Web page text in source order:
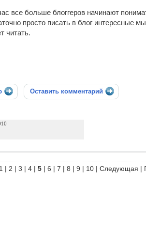
все больше блоггеров начинают
просто писать в блог интересные
читать.
Оставить комментарий
1 | 2 | 3 | 4 | 5 | 6 | 7 | 8 | 9 | 10 | Следующая |